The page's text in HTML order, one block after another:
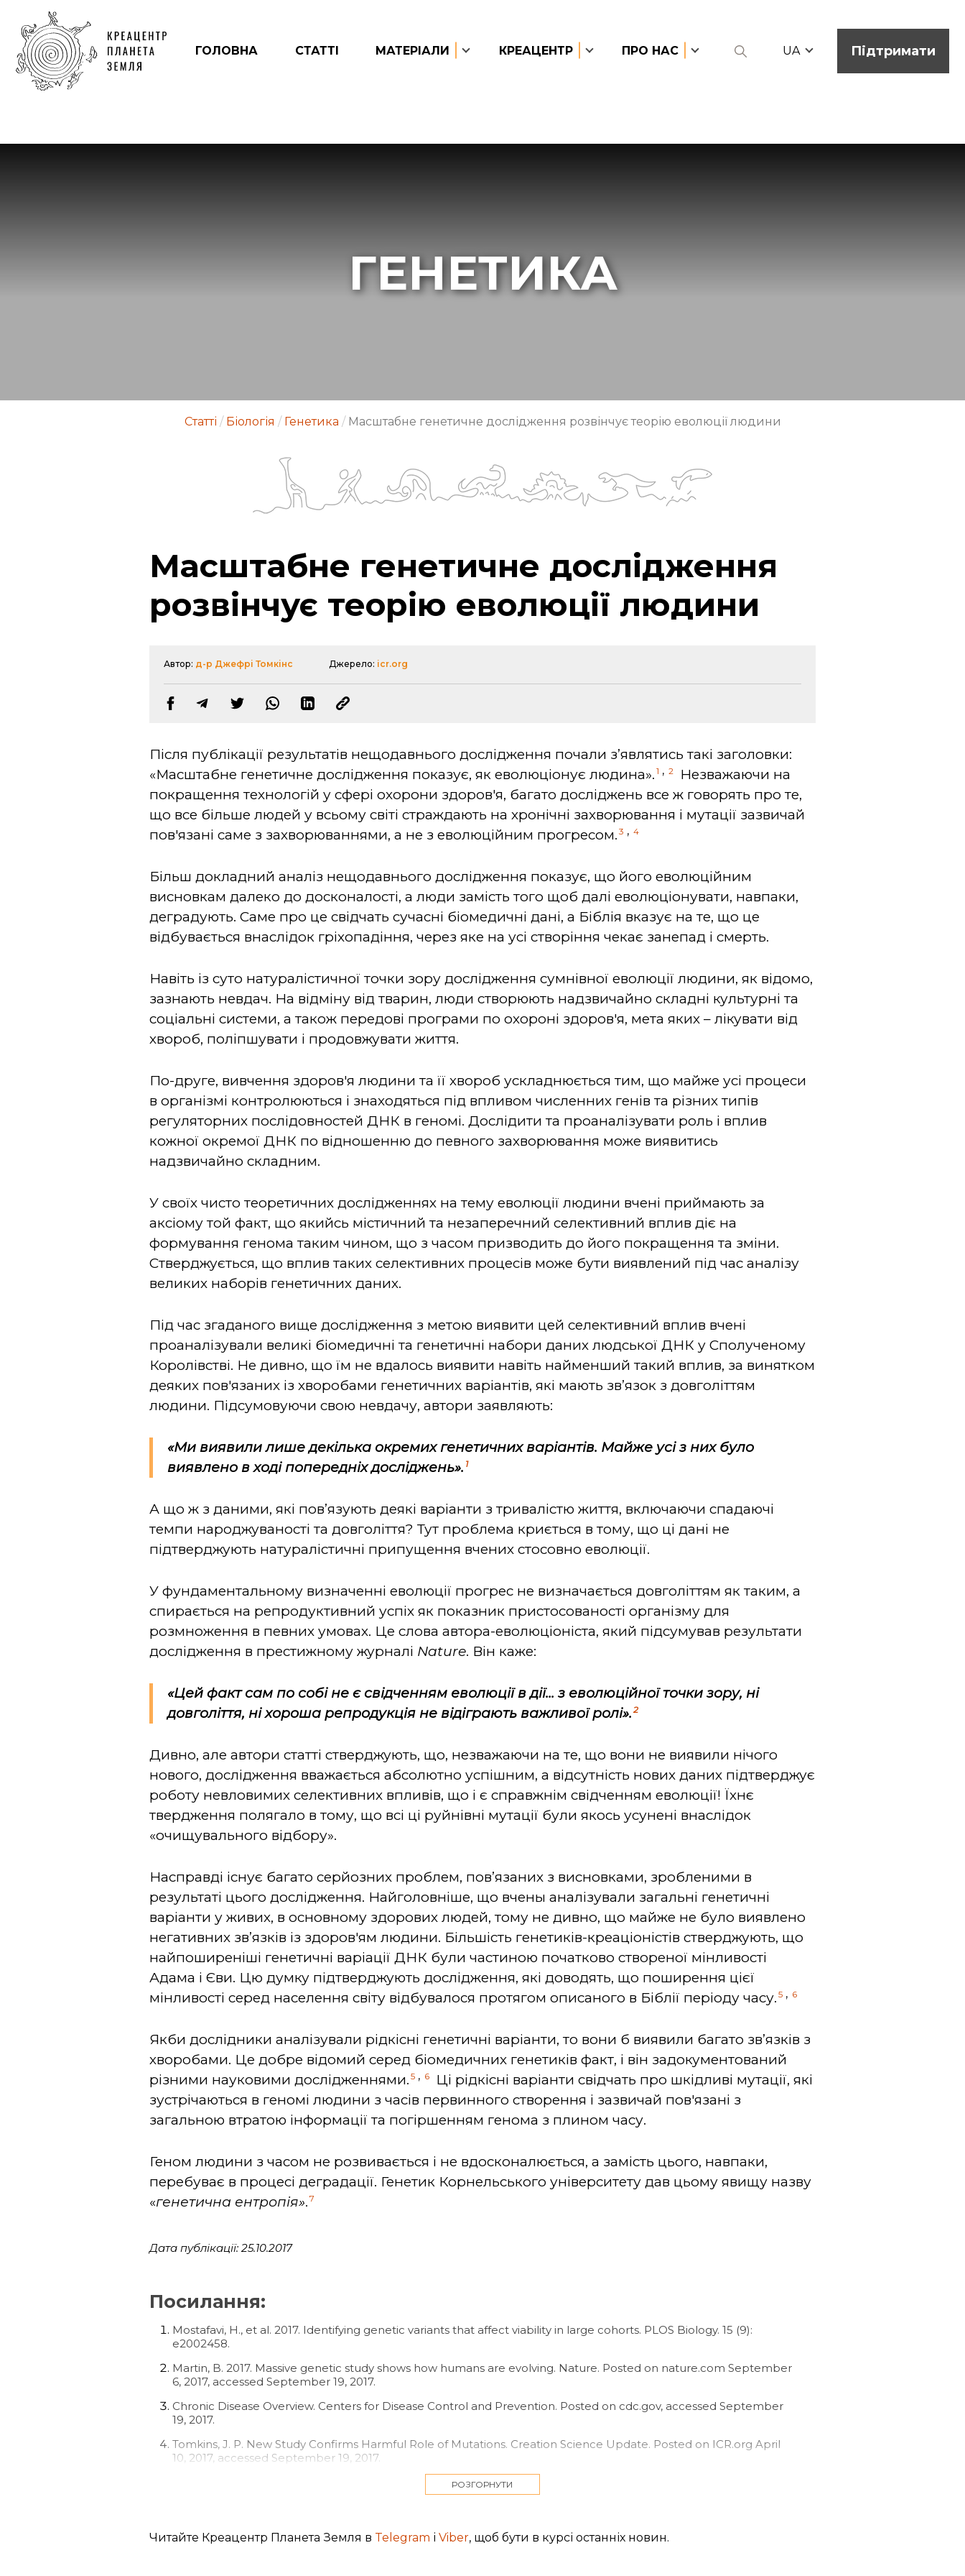
ГОЛОВНА СТАТТІ МАТЕРІАЛИ КРЕАЦЕНТР ПРО НАС UA Підтримати
ГЕНЕТИКА
Статті / Біологія / Генетика / Масштабне генетичне дослідження розвінчує теорію еволюції людини
Масштабне генетичне дослідження
розвінчує теорію еволюції людини
Автор: д-р Джефрі Томкінс Джерело: icr.org
Після публікації результатів нещодавнього дослідження почали з’являтись такі заголовки:
«Масштабне генетичне дослідження показує, як еволюціонує людина». 1 , 2
Незважаючи на
покращення технологій у сфері охорони здоров'я, багато досліджень все ж говорять про те,
що все більше людей у всьому світі страждають на хронічні захворювання і мутації зазвичай
пов'язані саме з захворюваннями, а не з еволюційним прогресом. 3 , 4
Більш докладний аналіз нещодавнього дослідження показує, що його еволюційним
висновкам далеко до досконалості, а люди замість того щоб далі еволюціонувати, навпаки,
деградують. Саме про це свідчать сучасні біомедичні дані, а Біблія вказує на те, що це
відбувається внаслідок гріхопадіння, через яке на усі створіння чекає занепад і смерть.
Навіть із суто натуралістичної точки зору дослідження сумнівної еволюції людини, як відомо,
зазнають невдач. На відміну від тварин, люди створюють надзвичайно складні культурні та
соціальні системи, а також передові програми по охороні здоров'я, мета яких – лікувати від
хвороб, поліпшувати і продовжувати життя.
По-друге, вивчення здоров'я людини та її хвороб ускладнюється тим, що майже усі процеси
в організмі контролюються і знаходяться під впливом численних генів та різних типів
регуляторних послідовностей ДНК в геномі. Дослідити та проаналізувати роль і вплив
кожної окремої ДНК по відношенню до певного захворювання може виявитись
надзвичайно складним.
У своїх чисто теоретичних дослідженнях на тему еволюції людини вчені приймають за
аксіому той факт, що якийсь містичний та незаперечний селективний вплив діє на
формування генома таким чином, що з часом призводить до його покращення та зміни.
Стверджується, що вплив таких селективних процесів може бути виявлений під час аналізу
великих наборів генетичних даних.
Під час згаданого вище дослідження з метою виявити цей селективний вплив вчені
проаналізували великі біомедичні та генетичні набори даних людської ДНК у Сполученому
Королівстві. Не дивно, що їм не вдалось виявити навіть найменший такий вплив, за винятком
деяких пов'язаних із хворобами генетичних варіантів, які мають зв’язок з довголіттям
людини. Підсумовуючи свою невдачу, автори заявляють:
«Ми виявили лише декілька окремих генетичних варіантів. Майже усі з них було
виявлено в ході попередніх досліджень». 1
А що ж з даними, які пов’язують деякі варіанти з тривалістю життя, включаючи спадаючі
темпи народжуваності та довголіття? Тут проблема криється в тому, що ці дані не
підтверджують натуралістичні припущення вчених стосовно еволюції.
У фундаментальному визначенні еволюції прогрес не визначається довголіттям як таким, а
спирається на репродуктивний успіх як показник пристосованості організму для
розмноження в певних умовах. Це слова автора-еволюціоніста, який підсумував результати
дослідження в престижному журналі Nature. Він каже:
«Цей факт сам по собі не є свідченням еволюції в дії... з еволюційної точки зору, ні
довголіття, ні хороша репродукція не відіграють важливої ролі». 2
Дивно, але автори статті стверджують, що, незважаючи на те, що вони не виявили нічого
нового, дослідження вважається абсолютно успішним, а відсутність нових даних підтверджує
роботу невловимих селективних впливів, що і є справжнім свідченням еволюції! Їхнє
твердження полягало в тому, що всі ці руйнівні мутації були якось усунені внаслідок
«очищувального відбору».
Насправді існує багато серйозних проблем, пов’язаних з висновками, зробленими в
результаті цього дослідження. Найголовніше, що вчены аналізували загальні генетичні
варіанти у живих, в основному здорових людей, тому не дивно, що майже не було виявлено
негативних зв’язків із здоров'ям людини. Більшість генетиків-креаціоністів стверджують, що
найпоширеніші генетичні варіації ДНК були частиною початково створеної мінливості
Адама і Єви. Цю думку підтверджують дослідження, які доводять, що поширення цієї
мінливості серед населення світу відбувалося протягом описаного в Біблії періоду часу. 5 , 6
Якби дослідники аналізували рідкісні генетичні варіанти, то вони б виявили багато зв’язків з
хворобами. Це добре відомий серед біомедичних генетиків факт, і він задокументований
різними науковими дослідженнями. 5 , 6
Ці рідкісні варіанти свідчать про шкідливі мутації, які
зустрічаються в геномі людини з часів первинного створення і зазвичай пов'язані з
загальною втратою інформації та погіршенням генома з плином часу.
Геном людини з часом не розвивається і не вдосконалюється, а замість цього, навпаки,
перебуває в процесі деградації. Генетик Корнельського університету дав цьому явищу назву
«генетична ентропія». 7
Дата публікації: 25.10.2017
Посилання:
Mostafavi, H., et al. 2017. Identifying genetic variants that affect viability in large cohorts. PLOS Biology. 15 (9):
e2002458.
Martin, B. 2017. Massive genetic study shows how humans are evolving. Nature. Posted on nature.com September
6, 2017, accessed September 19, 2017.
Chronic Disease Overview. Centers for Disease Control and Prevention. Posted on cdc.gov, accessed September
19, 2017.
Tomkins, J. P. New Study Confirms Harmful Role of Mutations. Creation Science Update. Posted on ICR.org April
10, 2017, accessed September 19, 2017.
Tomkins, J. P. 2014. Genetic Entropy Points to a Young Creation. Acts &, Facts. 43 (11): 16.
Sanford, J. C. 2008. Genetic Entropy and the Mystery of the Genome, 3rd ed. Waterloo, NY: FMS Publications.
РОЗГОРНУТИ
Читайте Креацентр Планета Земля в Telegram іViber, щоб бути в курсі останніх новин.